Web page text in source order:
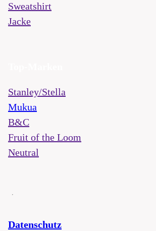
Sweatshirt
Jacke
Stanley/Stella
Mukua
B&C
Fruit of the Loom
Neutral
Datenschutz